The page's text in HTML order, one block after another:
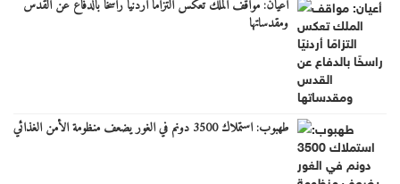
أعيان: مواقف الملك تعكس التزامًا أردنيًا راسخًا بالدفاع عن القدس
ومقدساتها
طهبوب: استملاك 3500 دونم في الغور يضعف منظومة الأمن الغذائي